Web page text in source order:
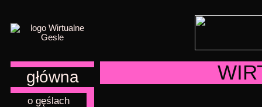
główna
o gęślach